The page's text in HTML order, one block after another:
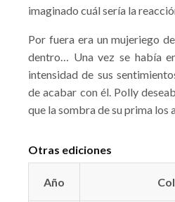
imaginado cuál sería la
Por fuera era un mujeriego
dentro… Una vez se había
intensidad de sus
de acabar con él. Polly
que la sombra de su prima
Otras ediciones
Año